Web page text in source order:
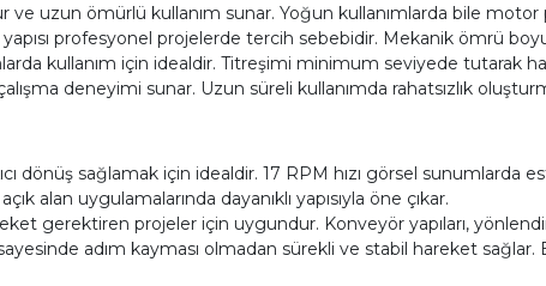
ve uzun ömürlü kullanım sunar. Yoğun kullanımlarda bile motor
profesyonel projelerde tercih sebebidir. Mekanik ömrü
kullanım için idealdir. Titreşimi minimum seviyede tutarak
deneyimi sunar. Uzun süreli kullanımda rahatsızlık
dönüş sağlamak için idealdir. 17 RPM hızı görsel sunumlarda
alan uygulamalarında dayanıklı yapısıyla öne çıkar.
gerektiren projeler için uygundur. Konveyör yapıları,
adım kayması olmadan sürekli ve stabil hareket